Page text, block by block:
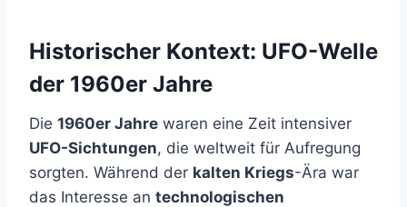
Historischer Kontext: UFO-Welle
der 1960er Jahre
Die 1960er Jahre waren eine Zeit intensiver
UFO-Sichtungen, die weltweit für Aufregung
sorgten. Während der kalten Kriegs-Ära war
das Interesse an technologischen